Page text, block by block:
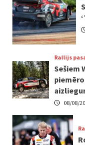
Rallijs
Sešiem
08/08/